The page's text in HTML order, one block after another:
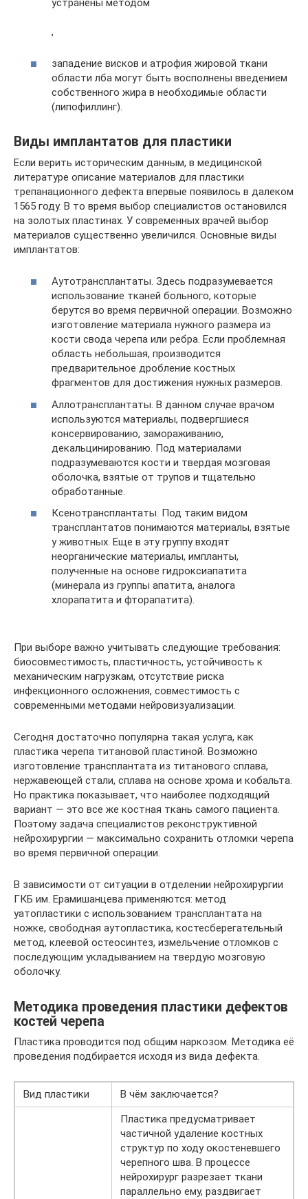
устранены методом
,
западение висков и атрофия жировой ткани
области лба могут быть восполнены введением
собственного жира в необходимые области
(липофиллинг).
Виды имплантатов для пластики
Если верить историческим данным, в медицинской
литературе описание материалов для пластики
трепанационного дефекта впервые появилось в далеком
1565 году. В то время выбор специалистов остановился
на золотых пластинах. У современных врачей выбор
материалов существенно увеличился. Основные виды
имплантатов:
Аутотрансплантаты. Здесь подразумевается
использование тканей больного, которые
берутся во время первичной операции. Возможно
изготовление материала нужного размера из
кости свода черепа или ребра. Если проблемная
область небольшая, производится
предварительное дробление костных
фрагментов для достижения нужных размеров.
Аллотрансплантаты. В данном случае врачом
используются материалы, подвергшиеся
консервированию, замораживанию,
декальцинированию. Под материалами
подразумеваются кости и твердая мозговая
оболочка, взятые от трупов и тщательно
обработанные.
Ксенотрансплантаты. Под таким видом
трансплантатов понимаются материалы, взятые
у животных. Еще в эту группу входят
неорганические материалы, импланты,
полученные на основе гидроксиапатита
(минерала из группы апатита, аналога
хлорапатита и фторапатита).
При выборе важно учитывать следующие требования:
биосовместимость, пластичность, устойчивость к
механическим нагрузкам, отсутствие риска
инфекционного осложнения, совместимость с
современными методами нейровизуализации.
Сегодня достаточно популярна такая услуга, как
пластика черепа титановой пластиной. Возможно
изготовление трансплантата из титанового сплава,
нержавеющей стали, сплава на основе хрома и кобальта.
Но практика показывает, что наиболее подходящий
вариант — это все же костная ткань самого пациента.
Поэтому задача специалистов реконструктивной
нейрохирургии — максимально сохранить отломки черепа
во время первичной операции.
В зависимости от ситуации в отделении нейрохирургии
ГКБ им. Ерамишанцева применяются: метод
уатопластики с использованием трансплантата на
ножке, свободная аутопластика, костесберегательный
метод, клеевой остеосинтез, измельчение отломков с
последующим укладыванием на твердую мозговую
оболочку.
Методика проведения пластики дефектов
костей черепа
Пластика проводится под общим наркозом. Методика её
проведения подбирается исходя из вида дефекта.
Вид пластики В чём заключается?
Пластика предусматривает
частичной удаление костных
структур по ходу окостеневшего
черепного шва. В процессе
нейрохирург разрезает ткани
параллельно ему, раздвигает